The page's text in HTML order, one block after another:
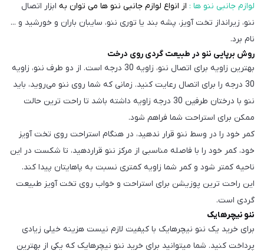
لوازم جانبی ننو ها : از انواع لوازم جانبی ننو ها می توان به ابزار اتصال
ننو، زیرانداز تخت آویز، پشه بند یا توری ننو، سایبان باران و خورشید و ...
نام برد.
روش برپایی ننو در طبیعت گردی روی درخت
بهترین زاویه برای اتصال ننو، زاویه 30 درجه است. از دو طرف ننو، زاویه
30 درجه را برای اتصال رعایت کنید. زمانی که شما روی ننو می‌روید، باید
ننو با درختان طرفین 30 درجه زاویه داشته باشد تا راحت ترین حالت
ممکن برای استراحت شما فراهم شود.
کمر خود را در وسط ننو قرار ندهید، در هنگام استراحت روی تخت آویز
خود، کمر خود را با فاصله مناسبی از مرکز ننو قراردهید، تا شکست در این
ناحیه کمتر شود و کمر شما زاویه کمتری نسبت به پاهایتان پیدا کند.
این راحت ترین پوزیشن برای استراحت و خواب روی تخت آویز طبیعت
گردی است.
ننو نیچرهایک
برای خرید یک ننو نیچرهایک با کیفیت لازم نیست هزینه خیلی زیادی
پرداخت کنید. شما میتوانید برای خرید ننو نیچرهایک که یکی از بهترین